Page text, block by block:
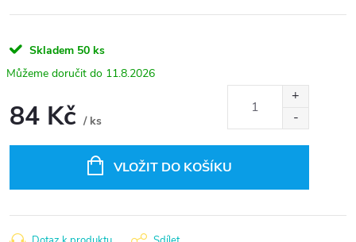
Skladem 50 ks
11.8.2026
84 Kč / ks
VLOŽIT DO KOŠÍKU